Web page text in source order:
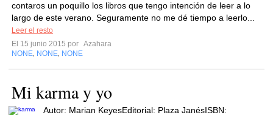
contaros un poquillo los libros que tengo intención de leer a lo
largo de este verano. Seguramente no me dé tiempo a leerlo...
Leer el resto
El 15 junio 2015 por Azahara
NONE NONE NONE
Mi karma y yo
Autor: Marian KeyesEditorial: Plaza JanésISBN: